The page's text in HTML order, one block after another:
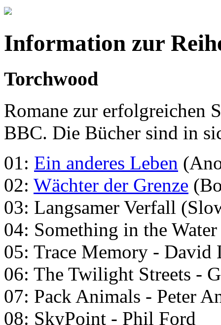
Information zur
Torchwood
Romane zur erfolgreichen
BBC. Die Bücher sind in
01: Ein anderes Leben
02: Wächter der Grenze
03: Langsamer Verfall
04: Something in the
05: Trace Memory - David
06: The Twilight Streets -
07: Pack Animals - Peter
08: SkyPoint - Phil Ford